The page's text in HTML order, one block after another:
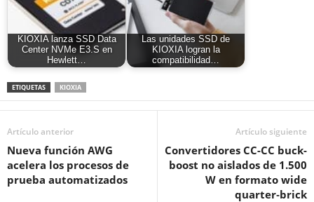
KIOXIA lanza SSD Data
Center NVMe E3.S en
Hewlett…
Las unidades SSD de
KIOXIA logran la
compatibilidad…
ETIQUETAS KIOXIA
Artículo anterior
Nueva función AWG
acelera los procesos de
prueba automatizados
Artículo siguiente
Convertidores CC-CC buck-
boost no aislados de 1.500
W en formato wide
quarter‑brick